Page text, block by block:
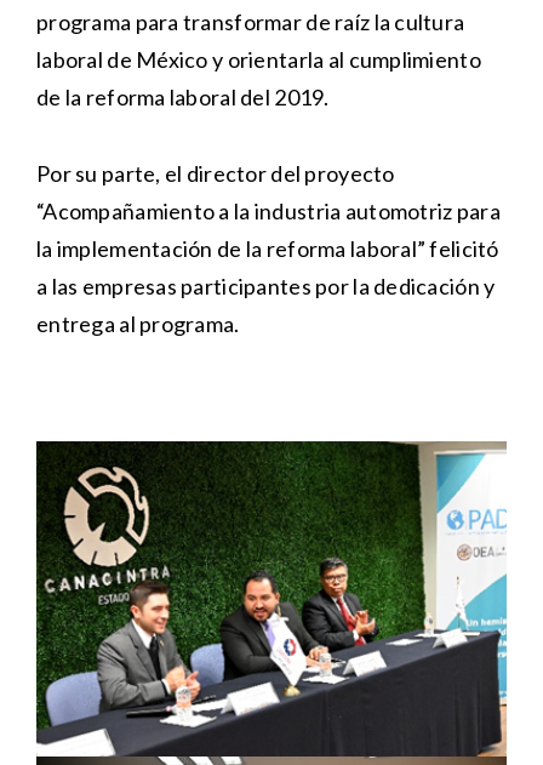
programa para transformar de raíz la cultura
laboral de México y orientarla al cumplimiento
de la reforma laboral del 2019.
Por su parte, el director del proyecto
“Acompañamiento a la industria automotriz para
la implementación de la reforma laboral” felicitó
a las empresas participantes por la dedicación y
entrega al programa.